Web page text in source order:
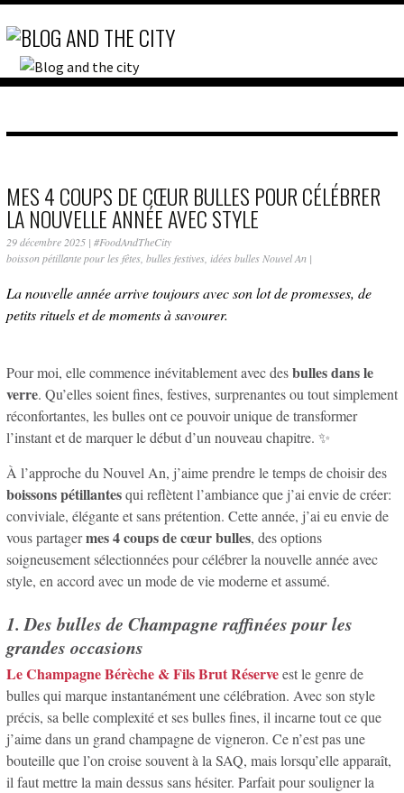
MES 4 COUPS DE CŒUR BULLES POUR CÉLÉBRER
LA NOUVELLE ANNÉE AVEC STYLE
29 décembre 2025 | #FoodAndTheCity
boisson pétillante pour les fêtes, bulles festives, idées bulles Nouvel An |
La nouvelle année arrive toujours avec son lot de promesses, de
petits rituels et de moments à savourer.
Pour moi, elle commence inévitablement avec desbulles dans le
verre. Qu’elles soient fines, festives, surprenantes ou tout simplement
réconfortantes, les bulles ont ce pouvoir unique de transformer
l’instant et de marquer le début d’un nouveau chapitre. ✨
À l’approche du Nouvel An, j’aime prendre le temps de choisir des
boissons pétillantesqui reflètent l’ambiance que j’ai envie de créer:
conviviale, élégante et sans prétention. Cette année, j’ai eu envie de
vous partagermes 4 coups de cœur bulles, des options
soigneusement sélectionnées pour célébrer la nouvelle année avec
style, en accord avec un mode de vie moderne et assumé.
1. Des bulles de Champagne raffinées pour les
grandes occasions
Le Champagne Bérèche & Fils Brut Réserveest le genre de
bulles qui marque instantanément une célébration. Avec son style
précis, sa belle complexité et ses bulles fines, il incarne tout ce que
j’aime dans un grand champagne de vigneron. Ce n’est pas une
bouteille que l’on croise souvent à la SAQ, mais lorsqu’elle apparaît,
il faut mettre la main dessus sans hésiter. Parfait pour souligner la